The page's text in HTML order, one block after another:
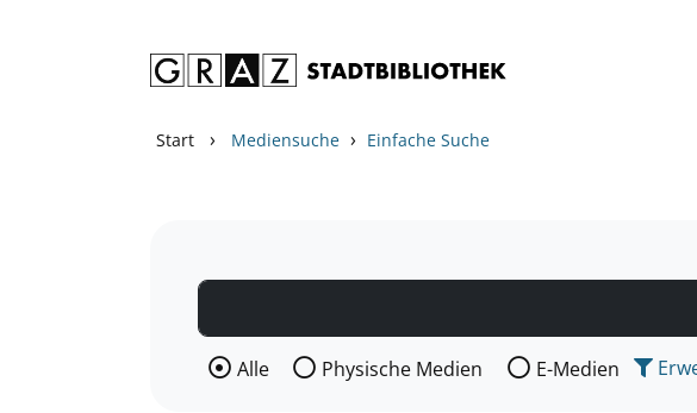
Start › Mediensuche › Einfache Suche
Wählen Sie die Medienart nach der Sie suchen wollen.
Alle Physische Medien E-Medien